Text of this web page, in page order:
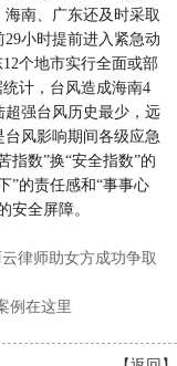
南、广东还及时采取
小时提前进入紧急动
个地市实行全面或部
计，台风造成海南4
超强台风历史最少，远
风影响期间各级应急
指数”换“安全指数”的
”的责任感和“事事心
安全屏障。
律师助女方成功争取
例在这里